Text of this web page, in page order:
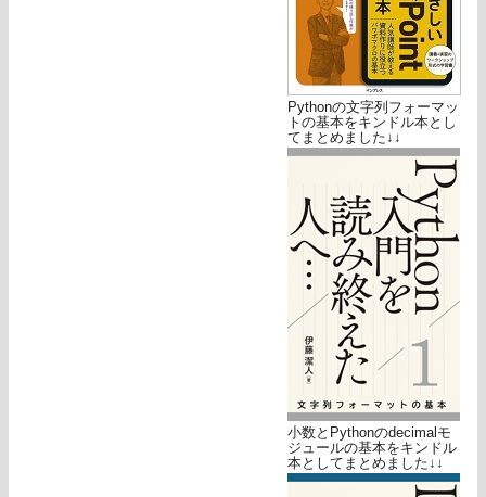
Pythonの文字列フォーマッ
トの基本をキンドル本とし
てまとめました↓↓
小数とPythonのdecimalモ
ジュールの基本をキンドル
本としてまとめました↓↓